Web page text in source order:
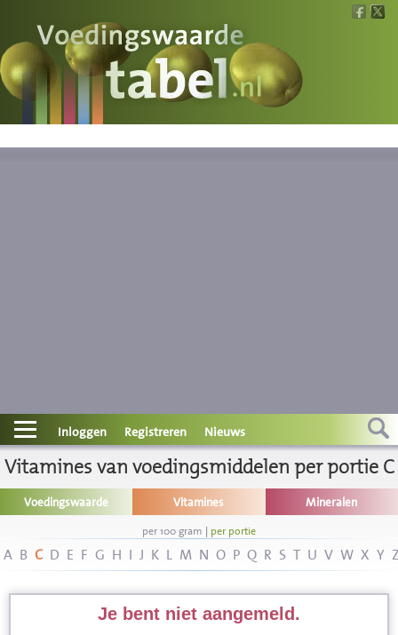
Voedingswaarde
Wat is wat?
Contact
Informatie
Disclaimer
Inloggen Registreren Nieuws
Vitamines van voedingsmiddelen per portie C
Voedingswaarde Vitamines Mineralen
per 100 gram | per portie
A B C D E F G H I J K L M N O P Q R S T U V W X Y
Je bent niet aangemeld.